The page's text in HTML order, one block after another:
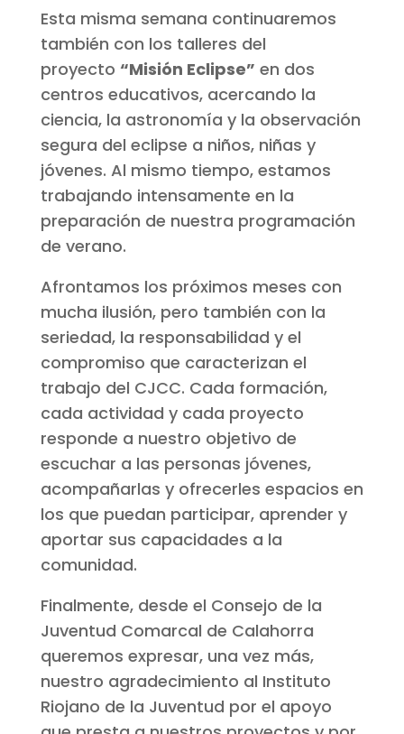
Esta misma semana continuaremos
también con los talleres del
proyecto “Misión Eclipse” en dos
centros educativos, acercando la
ciencia, la astronomía y la observación
segura del eclipse a niños, niñas y
jóvenes. Al mismo tiempo, estamos
trabajando intensamente en la
preparación de nuestra programación
de verano.
Afrontamos los próximos meses con
mucha ilusión, pero también con la
seriedad, la responsabilidad y el
compromiso que caracterizan el
trabajo del CJCC. Cada formación,
cada actividad y cada proyecto
responde a nuestro objetivo de
escuchar a las personas jóvenes,
acompañarlas y ofrecerles espacios en
los que puedan participar, aprender y
aportar sus capacidades a la
comunidad.
Finalmente, desde el Consejo de la
Juventud Comarcal de Calahorra
queremos expresar, una vez más,
nuestro agradecimiento al Instituto
Riojano de la Juventud por el apoyo